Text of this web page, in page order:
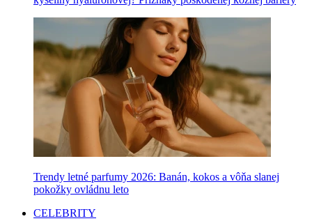
Trendy letné parfumy 2026: Banán, kokos a vôňa slanej
pokožky ovládnu leto
CELEBRITY